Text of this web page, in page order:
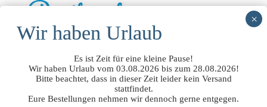
Tanganjikaseecichliden/ Cyprichromis Microlepidotus
Karilani F1NZ (9-10cm)
Es ist Zeit für eine kleine Pause!
Wir haben Urlaub vom 03.08.2026 bis zum 28.08.2026!
Bitte beachtet, dass in dieser Zeit leider kein Versand
stattfindet.
Eure Bestellungen nehmen wir dennoch gerne entgegen.